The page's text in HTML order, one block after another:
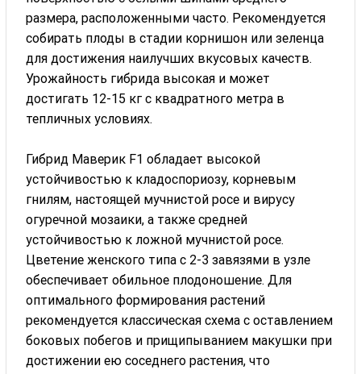
размера, расположенными часто. Рекомендуется
собирать плоды в стадии корнишон или зеленца
для достижения наилучших вкусовых качеств.
Урожайность гибрида высокая и может
достигать 12-15 кг с квадратного метра в
тепличных условиях.
Гибрид Маверик F1 обладает высокой
устойчивостью к кладоспориозу, корневым
гнилям, настоящей мучнистой росе и вирусу
огуречной мозаики, а также средней
устойчивостью к ложной мучнистой росе.
Цветение женского типа с 2-3 завязями в узле
обеспечивает обильное плодоношение. Для
оптимального формирования растений
рекомендуется классическая схема с оставлением
боковых побегов и прищипыванием макушки при
достижении ею соседнего растения, что